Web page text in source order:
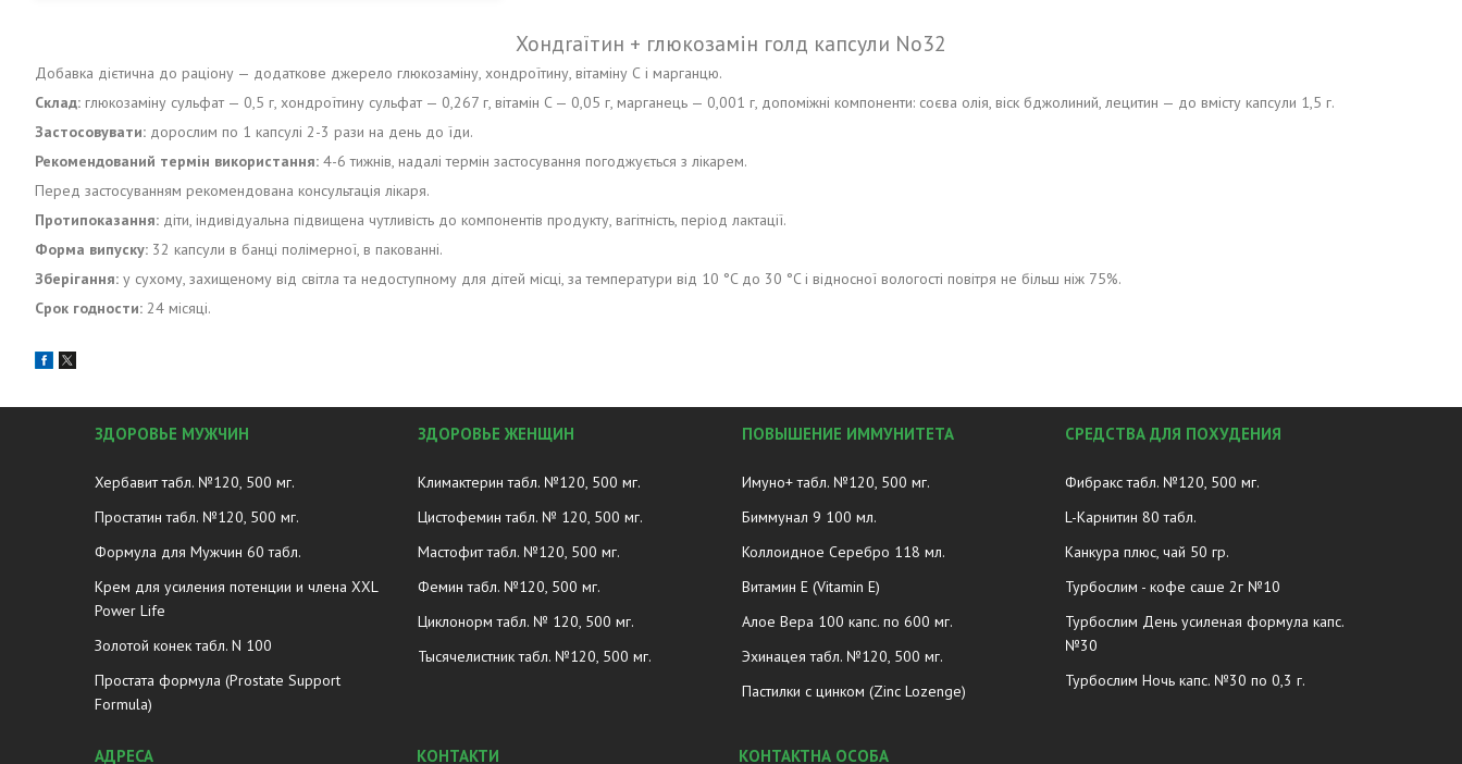
Хондraїтин + глюкозамін голд капсули No32
Добавка дієтична до раціону — додаткове джерело глюкозаміну, хондроїтину, вітаміну С і марганцю.
Склад: глюкозаміну сульфат — 0,5 г, хондроїтину сульфат — 0,267 г, вітамін C — 0,05 г, марганець — 0,001 г, допоміжні компоненти: соєва олія, віск бджолиний, лецитин — до вмісту капсули 1,5 г.
Застосовувати: дорослим по 1 капсулі 2-3 рази на день до їди.
Рекомендований термін використання: 4-6 тижнів, надалі термін застосування погоджується з лікарем.
Перед застосуванням рекомендована консультація лікаря.
Протипоказання: діти, індивідуальна підвищена чутливість до компонентів продукту, вагітність, період лактації.
Форма випуску: 32 капсули в банці полімерної, в пакованні.
Зберігання: у сухому, захищеному від світла та недоступному для дітей місці, за температури від 10 °C до 30 °C і відносної вологості повітря не більш ніж 75%.
Срок годности: 24 місяці.
ЗДОРОВЬЕ МУЖЧИН
Хербавит табл. №120, 500 мг.
Простатин табл. №120, 500 мг.
Формула для Мужчин 60 табл.
Крем для усиления потенции и члена XXL
Power Life
Золотой конек табл. N 100
Простата формула (Prostate Support
Formula)
ЗДОРОВЬЕ ЖЕНЩИН
Климактерин табл. №120, 500 мг.
Цистофемин табл. № 120, 500 мг.
Мастофит табл. №120, 500 мг.
Фемин табл. №120, 500 мг.
Циклонорм табл. № 120, 500 мг.
Тысячелистник табл. №120, 500 мг.
ПОВЫШЕНИЕ ИММУНИТЕТА
Имуно+ табл. №120, 500 мг.
Биммунал 9 100 мл.
Коллоидное Серебро 118 мл.
Витамин E (Vitamin E)
Алое Вера 100 капс. по 600 мг.
Эхинацея табл. №120, 500 мг.
Пастилки с цинком (Zinc Lozenge)
СРЕДСТВА ДЛЯ ПОХУДЕНИЯ
Фибракс табл. №120, 500 мг.
L-Карнитин 80 табл.
Канкура плюс, чай 50 гр.
Турбослим - кофе саше 2г №10
Турбослим День усиленая формула капс.
№30
Турбослим Ночь капс. №30 по 0,3 г.